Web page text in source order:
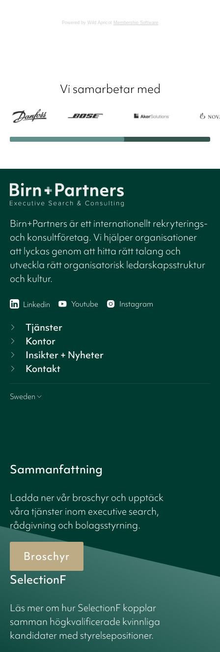
Powered by Wild Apricot Membership Software
Vi samarbetar med
Birn+Partners är ett internationellt rekryterings-
och konsultföretag. Vi hjälper organisationer
att lyckas genom att hitta rätt talang och
utveckla rätt organisatorisk ledarskapsstruktur
och kultur.
Linkedin Youtube Instagram
Tjänster
Kontor
Insikter + Nyheter
Kontakt
Sweden
Sammanfattning
Ladda ner vår broschyr och upptäck
våra tjänster inom executive search,
rådgivning och bolagsstyrning.
Broschyr
SelectionF
Läs mer om hur SelectionF kopplar
samman högkvalificerade kvinnliga
kandidater med styrelsepositioner.